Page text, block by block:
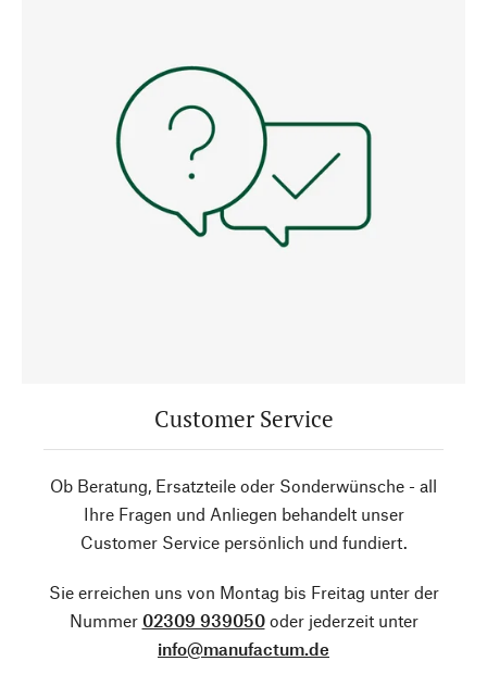
Customer Service
Ob Beratung, Ersatzteile oder Sonderwünsche - all
Ihre Fragen und Anliegen behandelt unser
Customer Service persönlich und fundiert.
Sie erreichen uns von Montag bis Freitag unter der
Nummer 02309 939050oder jederzeit unter
info@manufactum.de